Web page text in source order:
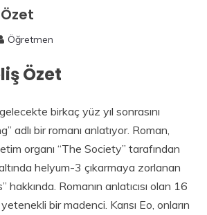
Özet
Öğretmen
Özet
birkaç yüz yıl sonrasını
adlı bir romanı anlatıyor. Roman,
organı “The Society” tarafından
helyum-3 çıkarmaya zorlanan
hakkında. Romanın anlatıcısı olan 16
bir madenci. Karısı Eo, onların